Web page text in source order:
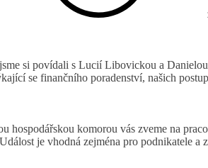
si povídali s Lucií Libovickou a
se finančního poradenství, našich
komorou vás zveme na
je vhodná zejména pro